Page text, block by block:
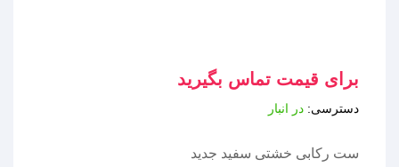
برای قیمت تماس بگیرید
دسترسی: در انبار
ست رکابی خشتی سفید جدید